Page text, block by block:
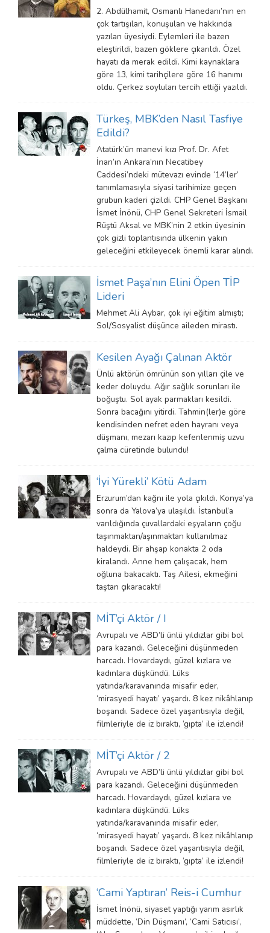
2. Abdülhamit, Osmanlı Hanedanı’nın en
çok tartışılan, konuşulan ve hakkında
yazılan üyesiydi. Eylemleri ile bazen
eleştirildi, bazen göklere çıkarıldı. Özel
hayatı da merak edildi. Kimi kaynaklara
göre 13, kimi tarihçilere göre 16 hanımı
oldu. Çerkez soyluları tercih ettiği yazıldı.
Türkeş, MBK’den Nasıl Tasfiye
Edildi?
Atatürk’ün manevi kızı Prof. Dr. Afet
İnan’ın Ankara’nın Necatibey
Caddesi’ndeki mütevazı evinde ‘14’ler’
tanımlamasıyla siyasi tarihimize geçen
grubun kaderi çizildi. CHP Genel Başkanı
İsmet İnönü, CHP Genel Sekreteri İsmail
Rüştü Aksal ve MBK’nin 2 etkin üyesinin
çok gizli toplantısında ülkenin yakın
geleceğini etkileyecek önemli karar alındı.
İsmet Paşa’nın Elini Öpen TİP
Lideri
Mehmet Ali Aybar, çok iyi eğitim almıştı;
Sol/Sosyalist düşünce aileden mirastı.
Kesilen Ayağı Çalınan Aktör
Ünlü aktörün ömrünün son yılları çile ve
keder doluydu. Ağır sağlık sorunları ile
boğuştu. Sol ayak parmakları kesildi.
Sonra bacağını yitirdi. Tahmin(ler)e göre
kendisinden nefret eden hayranı veya
düşmanı, mezarı kazıp kefenlenmiş uzvu
çalma cüretinde bulundu!
‘İyi Yürekli’ Kötü Adam
Erzurum’dan kağnı ile yola çıkıldı. Konya’ya
sonra da Yalova’ya ulaşıldı. İstanbul’a
varıldığında çuvallardaki eşyaların çoğu
taşınmaktan/aşınmaktan kullanılmaz
haldeydi. Bir ahşap konakta 2 oda
kiralandı. Anne hem çalışacak, hem
oğluna bakacaktı. Taş Ailesi, ekmeğini
taştan çıkaracaktı!
MİT’çi Aktör / I
Avrupalı ve ABD’li ünlü yıldızlar gibi bol
para kazandı. Geleceğini düşünmeden
harcadı. Hovardaydı, güzel kızlara ve
kadınlara düşkündü. Lüks
yatında/karavanında misafir eder,
‘mirasyedi hayatı’ yaşardı. 8 kez nikâhlanıp
boşandı. Sadece özel yaşantısıyla değil,
filmleriyle de iz bıraktı, ‘gıpta’ ile izlendi!
MİT’çi Aktör / 2
Avrupalı ve ABD’li ünlü yıldızlar gibi bol
para kazandı. Geleceğini düşünmeden
harcadı. Hovardaydı, güzel kızlara ve
kadınlara düşkündü. Lüks
yatında/karavanında misafir eder,
‘mirasyedi hayatı’ yaşardı. 8 kez nikâhlanıp
boşandı. Sadece özel yaşantısıyla değil,
filmleriyle de iz bıraktı, ‘gıpta’ ile izlendi!
‘Cami Yaptıran’ Reis-i Cumhur
İsmet İnönü, siyaset yaptığı yarım asırlık
müddette, ‘Din Düşmanı’, ‘Cami Satıcısı’,